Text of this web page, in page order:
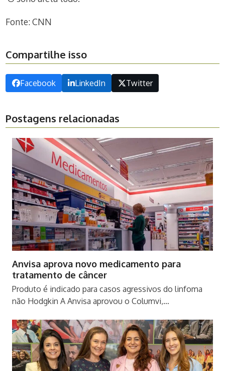
Fonte: CNN
Compartilhe isso
Facebook LinkedIn Twitter
Postagens relacionadas
Anvisa aprova novo medicamento para
tratamento de câncer
Produto é indicado para casos agressivos do linfoma
não Hodgkin A Anvisa aprovou o Columvi,…